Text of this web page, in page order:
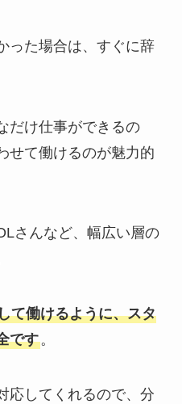
った場合は、すぐに辞
だけ仕事ができるの
せて働けるのが魅力的
さんなど、幅広い層の
て働けるように、スタ
です。
応してくれるので、分